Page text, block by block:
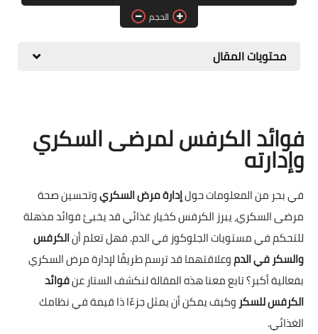
حلويات
الحجم
محتويات المقال
فوائد الكرفس لمرضى السكري
وإدارته
في بحر من المعلومات حولإدارة مرض السكريوتحسين صحة
مرضى السكري، يبرز الكرفس كخيار غذائي قد يخبئ فوائد مذهلة
للتحكم في مستويات الجلوكوز في الدم. فهل تعلم أنالكرفس
والسكر في الدموعلاقتهما قد ترسم طريقًا لإدارة مرض السكري
بفعالية أكبر؟ تابع معنا هذه المقالة لنكشف الستار عنفوائد
الكرفس للسكر وكيف يمكن أن يمثل جزءًا ذا قيمة في نظامك
الغذائي.